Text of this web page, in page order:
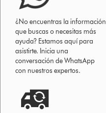
¿No encuentras la información
que buscas o necesitas más
ayuda? Estamos aquí para
asistirte. Inicia una
conversación de WhatsApp
con nuestros expertos.